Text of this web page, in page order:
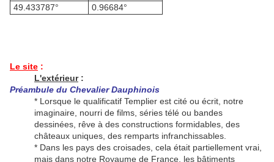
49.433787°
0.96684°
Le site :
L'extérieur:
Préambule du Chevalier Dauphinois
* Lorsque le qualificatif Templier est cité ou écrit, notre
imaginaire, nourri de films, séries télé ou bandes
dessinées, rêve à des constructions formidables, des
châteaux uniques, des remparts infranchissables.
* Dans les pays des croisades, cela était partiellement vrai,
mais dans notre Royaume de France, les bâtiments